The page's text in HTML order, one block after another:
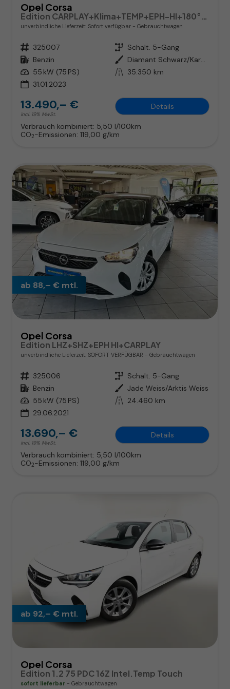
Opel Corsa
unverbindliche Lieferzeit: Sofort verfügbar Gebrauchtwagen
Fahrzeugnr. 325007 Getriebe Schalt. 5-Gang
Kraftstoff Benzin Außenfarbe
Diamant Schwarz/Karbon Schwarz
Leistung 55 kW (75 PS) Kilometerstand 35.350 km
31.01.2023
13.490,– €
incl. 19% MwSt.
Details
Verbrauch kombiniert: 5,50 l/100km
CO2-Emissionen: 119,00 g/km
ab 88,– € mtl.
Opel Corsa
Edition LHZ+SHZ+EPH HI+CARPLAY
unverbindliche Lieferzeit: SOFORT VERFÜGBAR Gebrauchtwagen
Fahrzeugnr. 325006 Getriebe Schalt. 5-Gang
Kraftstoff Benzin Außenfarbe Jade Weiss/Arktis Weiss
Leistung 55 kW (75 PS) Kilometerstand 24.460 km
29.06.2021
13.690,– €
incl. 19% MwSt.
Details
Verbrauch kombiniert: 5,50 l/100km
CO2-Emissionen: 119,00 g/km
ab 92,– € mtl.
Opel Corsa
Edition 1.2 75 PDC 16Z Intel.Temp Touch
sofort lieferbar Gebrauchtwagen